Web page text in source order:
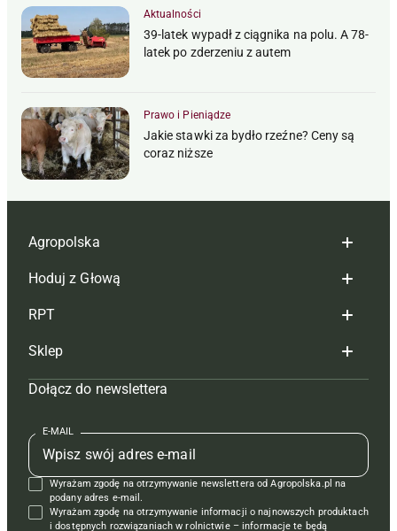
Aktualności
39-latek wypadł z ciągnika na polu. A 78-
latek po zderzeniu z autem
Prawo i Pieniądze
Jakie stawki za bydło rzeźne? Ceny są
coraz niższe
Agropolska
Redakcja
Reklama
Tagi
Mapa serwisu
Kontakt
Regulamin
Polityka prywatności
Hoduj z Głową
Hoduj z głową bydło
Hoduj z głową świnie
Prenumerata
Redakcja
Kontakt
Reklama
RPT
Redakcja
Prenumerata
Reklama
Kontakt
Krzyżówki
Sklep
Czasopisma i prenumerata
Książki
Regulamin
Dołącz do newslettera
E-MAIL
Wyrażam zgodę na otrzymywanie newslettera od Agropolska.pl na
podany adres e-mail.
Wyrażam zgodę na otrzymywanie informacji o najnowszych produktach
i dostępnych rozwiązaniach w rolnictwie – informacje te będą